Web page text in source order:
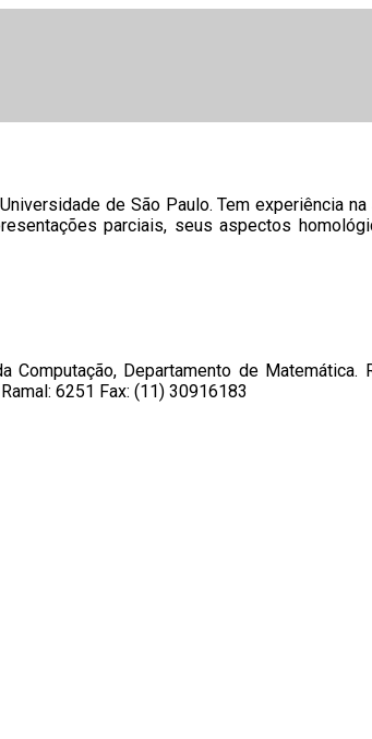
de São Paulo. Tem experiência na
parciais, seus aspectos
Departamento de Matemática.
6251 Fax: (11) 30916183